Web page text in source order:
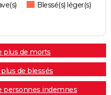
Blessé(s) léger(s)
plus de morts
de blessés
personnes indemnes